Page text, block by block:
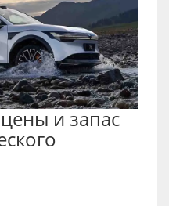
и запас